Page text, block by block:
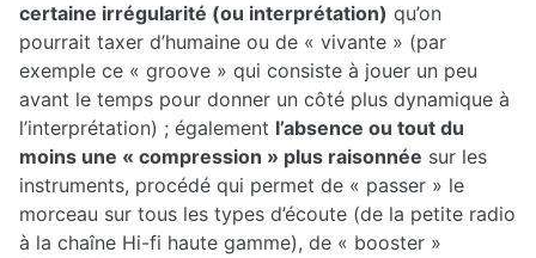
certaine irrégularité (ou interprétation) qu’on
pourrait taxer d’humaine ou de « vivante » (par
exemple ce « groove » qui consiste à jouer un peu
avant le temps pour donner un côté plus dynamique à
l’interprétation) ; également l’absence ou tout du
moins une « compression » plus raisonnée sur les
instruments, procédé qui permet de « passer » le
morceau sur tous les types d’écoute (de la petite radio
à la chaîne Hi-fi haute gamme), de « booster »